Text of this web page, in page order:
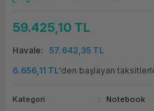
(Firewall)
Makinesi
Makinesi
Yedekleme
59.425,10 TL
Havale
57.642,35 TL
6.656,11 TL'den başlayan
Kategori
Notebook